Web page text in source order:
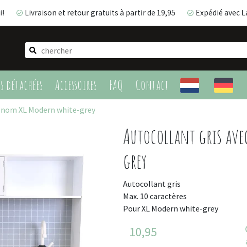
Livraison et retour gratuits à partir de 19,95 Expédié avec
détachées Accessoires FAQ Contact
Livraison et retour gratuits à partir de 19,95 Expédié avec
XL Modern white-grey
Autocollant gris
grey
Autocollant gris
Max. 10 caractères
Pour XL Modern white-grey
10,95